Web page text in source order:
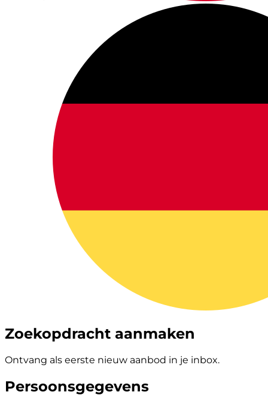
Zoekopdracht aanmaken
Ontvang als eerste nieuw aanbod in je inbox.
Persoonsgegevens